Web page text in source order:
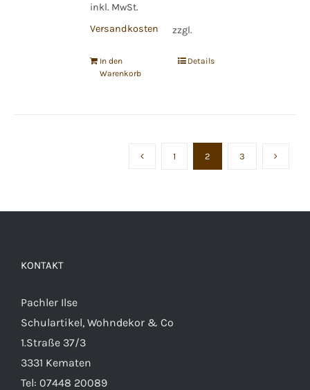
inkl. MwSt.
zzgl.
Versandkosten
In den
Warenkorb
Details
1 2 3
KONTAKT
Pachler Ilse
Schulartikel, Wohndekor & Co
1.Straße 37/3
3331 Kematen
Tel: 07448 20089